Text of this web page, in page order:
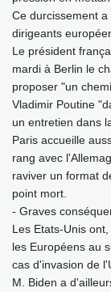
Ce durcissement
dirigeants
Le président
mardi à Berlin le
proposer "un
Vladimir Poutine
un entretien dans
Paris accueille
rang avec
raviver un format
point mort.
- Graves
Les Etats-Unis
les Européens au
cas d'invasion de
M. Biden a